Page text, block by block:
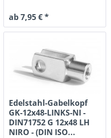
ab 7,95 € *
Edelstahl-Gabelkopf
GK-12x48-LINKS-NI -
DIN71752 G 12x48 LH
NIRO - (DIN ISO...